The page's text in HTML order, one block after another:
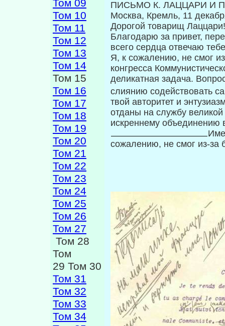
Том 09
Том 10
Том 11
Том 12
Том 13
Том 14
Том 15
Том 16
Том 17
Том 18
Том 19
Том 20
Том 21
Том 22
Том 23
Том 24
Том 25
Том 26
Том 27
Том 28
Том
29 Том 30
Том 31
Том 32
Том 33
Том 34
ПИСЬМО К. ЛАЦЦАРИ И
Москва, Кремль, 11
Дорогой товарищ Лаццари!
Благодарю за привет,
всего сердца отвечаю
Я, к сожалению, не смог
конгресса
деликатная задача.
слиянию содействовать
твой авторитет и
отданы на службу
искреннему объединению
сожалению, не смог из-